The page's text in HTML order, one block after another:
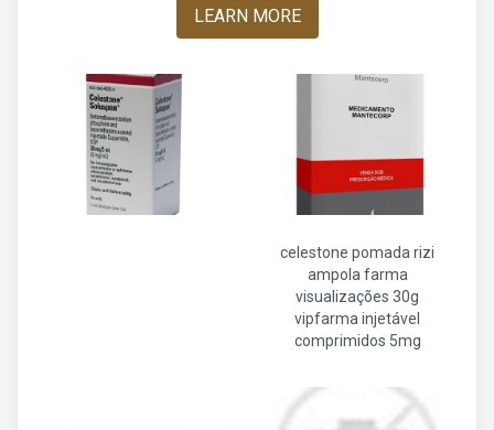
LEARN MORE
celestone pomada rizi
ampola farma
visualizações 30g
vipfarma injetável
comprimidos 5mg